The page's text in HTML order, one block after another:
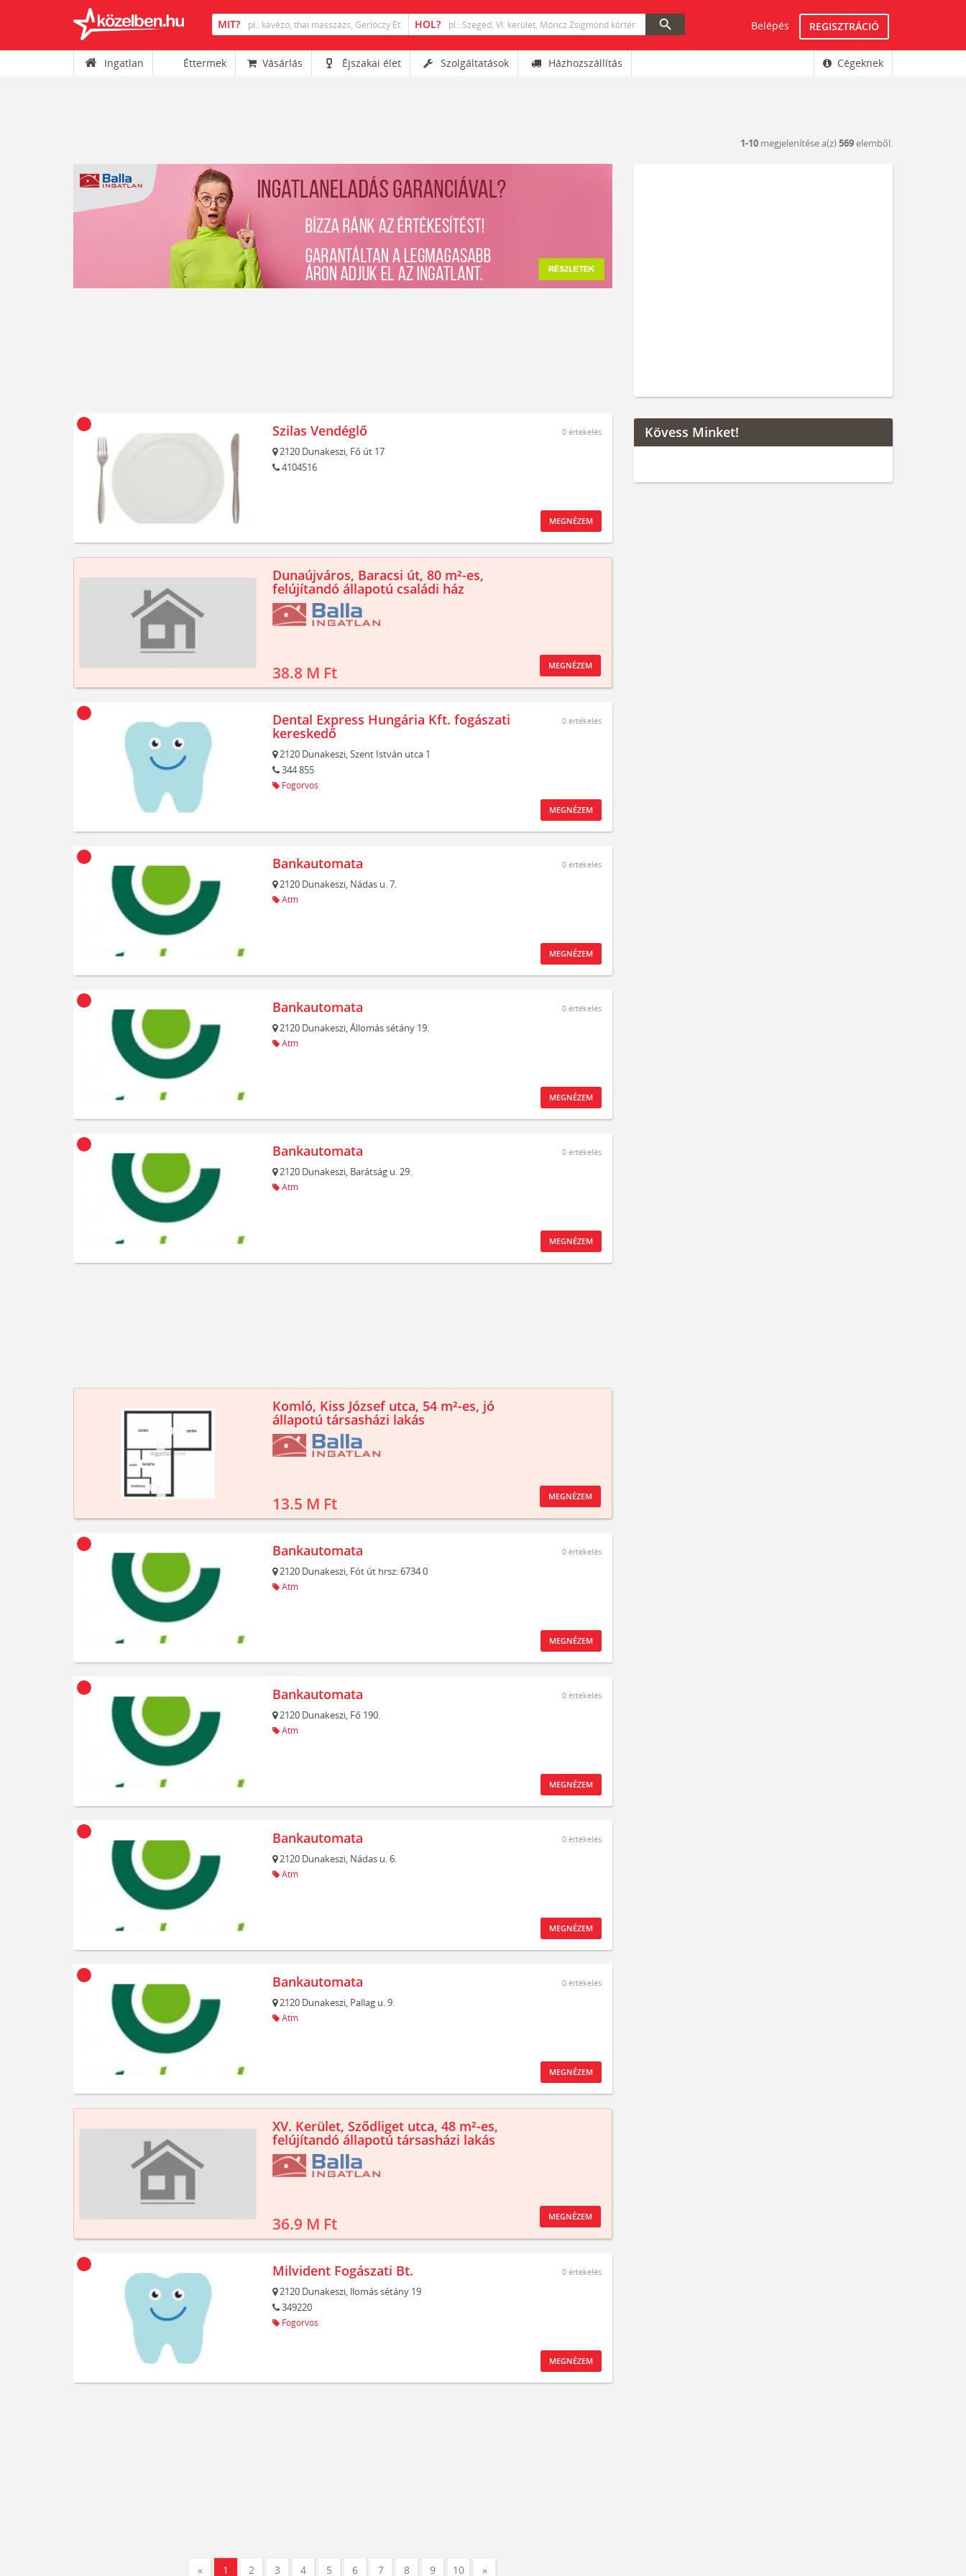
search Belépés REGISZTRÁCIÓ
Ingatlan Éttermek Vásárlás Éjszakai élet Szolgáltatások Házhozszállítás Cégeknek
1-10 megjelenítése a(z)569elemből.
Szilas Vendéglő
2120 Dunakeszi, Fő út 17
4104516
0 értékelés
MEGNÉZEM
Dunaújváros, Baracsi út, 80 m²-es,
felújítandó állapotú családi ház
38.8 M Ft MEGNÉZEM
Dental Express Hungária Kft. fogászati
kereskedő
2120 Dunakeszi,Szent István utca 1
344 855
Fogorvos
0 értékelés
MEGNÉZEM
Bankautomata
2120 Dunakeszi, Nádas u. 7.
Atm
0 értékelés
MEGNÉZEM
Bankautomata
2120 Dunakeszi,Állomás sétány 19.
Atm
0 értékelés
MEGNÉZEM
Bankautomata
2120 Dunakeszi, Barátság u. 29.
Atm
0 értékelés
MEGNÉZEM
Komló, Kiss József utca, 54 m²-es, jó
állapotú társasházi lakás
13.5 M Ft MEGNÉZEM
Bankautomata
2120 Dunakeszi, Fót út hrsz: 6734 0
Atm
0 értékelés
MEGNÉZEM
Bankautomata
2120 Dunakeszi, Fő 190.
Atm
0 értékelés
MEGNÉZEM
Bankautomata
2120 Dunakeszi, Nádas u. 6.
Atm
0 értékelés
MEGNÉZEM
Bankautomata
2120 Dunakeszi, Pallag u. 9.
Atm
0 értékelés
MEGNÉZEM
XV. Kerület, Sződliget utca, 48 m²-es,
felújítandó állapotú társasházi lakás
36.9 M Ft MEGNÉZEM
Milvident Fogászati Bt.
2120 Dunakeszi, llomás sétány 19
349220
Fogorvos
0 értékelés
MEGNÉZEM
« 1 2 3 4 5 6 7 8 9 10 »
Kövess Minket!